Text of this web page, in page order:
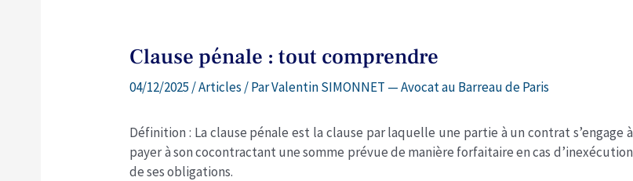
Clause pénale : tout comprendre
04/12/2025 /Articles / ParValentin SIMONNET — Avocat au Barreau de Paris
Définition : La clause pénale est la clause par laquelle une partie à un contrat s’engage à
payer à son cocontractant une somme prévue de manière forfaitaire en cas d’inexécution
de ses obligations.